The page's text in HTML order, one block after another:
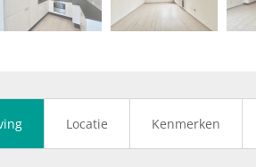
Locatie Kenmerken